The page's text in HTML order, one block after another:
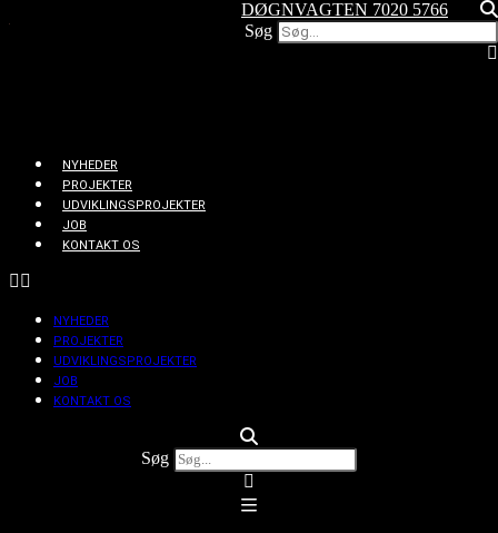
DØGNVAGTEN 7020 5766
NYHEDER
PROJEKTER
UDVIKLINGSPROJEKTER
JOB
KONTAKT OS
NYHEDER
PROJEKTER
UDVIKLINGSPROJEKTER
JOB
KONTAKT OS
Søg
Søg